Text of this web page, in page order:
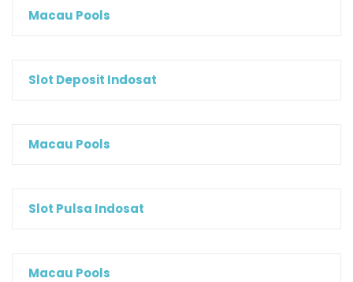
Macau Pools
Slot Deposit Indosat
Macau Pools
Slot Pulsa Indosat
Macau Pools